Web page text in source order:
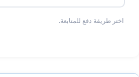
اختر طريقة دفع للمتابعة.